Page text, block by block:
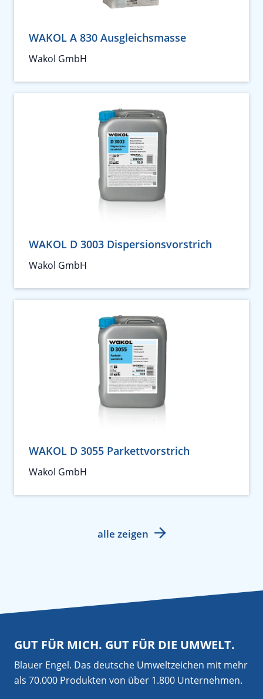
WAKOL A 830 Ausgleichsmasse
Wakol GmbH
WAKOL D 3003 Dispersionsvorstrich
Wakol GmbH
WAKOL D 3055 Parkettvorstrich
Wakol GmbH
alle zeigen
GUT FÜR MICH. GUT FÜR DIE UMWELT.
Blauer Engel. Das deutsche Umweltzeichen mit mehr
als 70.000 Produkten von über 1.800 Unternehmen.